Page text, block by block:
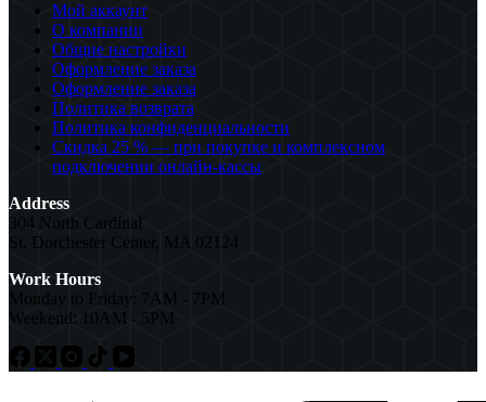
Мой аккаунт
О компании
Общие настройки
Оформление заказа
Оформление заказа
Политика возврата
Политика конфиденциальности
Скидка 25 % — при покупке и комплексном
подключении онлайн-кассы
Address
304 North Cardinal
St. Dorchester Center, MA 02124
Work Hours
Monday to Friday: 7AM - 7PM
Weekend: 10AM - 5PM